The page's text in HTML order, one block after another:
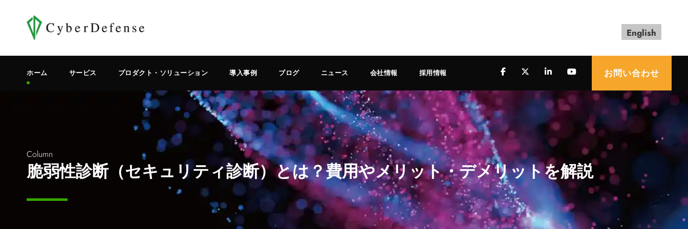
English
ホーム サービス プロダクト・ソリューション 導入事例 ブログ ニュース 会社情報 採用情報 お問い合わせ
Column
脆弱性診断（セキュリティ診断）とは？費用やメリット・デメリットを解説